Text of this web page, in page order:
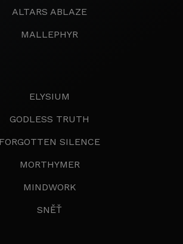
ALTARS ABLAZE
MALLEPHYR
ELYSIUM
GODLESS TRUTH
FORGOTTEN SILENCE
MORTHYMER
MINDWORK
SNĚŤ